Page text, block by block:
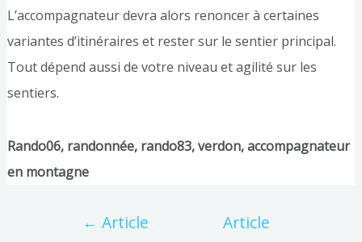
L’accompagnateur devra alors renoncer à certaines
variantes d’itinéraires et rester sur le sentier principal.
Tout dépend aussi de votre niveau et agilité sur les
sentiers.
Rando06, randonnée, rando83, verdon, accompagnateur
en montagne
← Article
Article